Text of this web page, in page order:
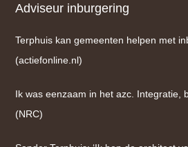
Adviseur inburgering
Terphuis kan gemeenten helpen met
(actiefonline.nl)
Ik was eenzaam in het azc. Integratie,
(NRC)